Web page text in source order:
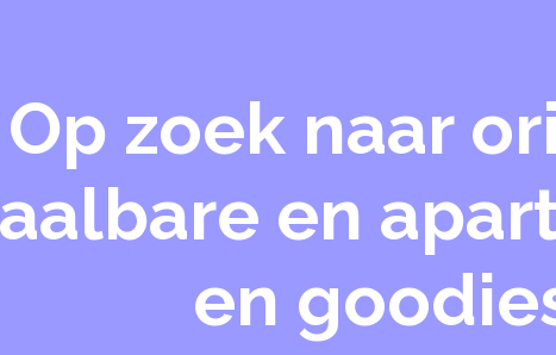
Op zoek naar
en
en